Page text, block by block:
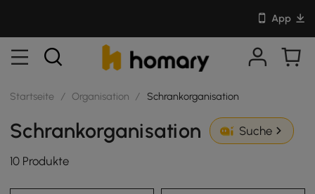
App
Startseite / Organisation / Schrankorganisation
Schrankorganisation Suche
10 Produkte